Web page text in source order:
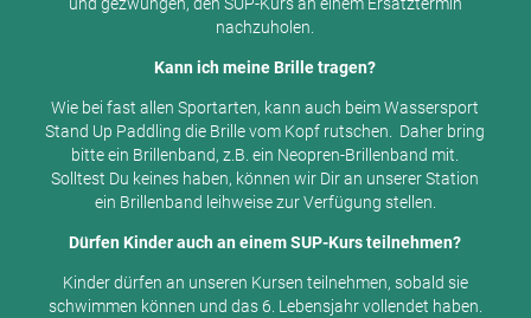
nachzuholen.
Kann ich meine Brille tragen?
Wie bei fast allen Sportarten, kann auch beim Wassersport
Stand Up Paddling die Brille vom Kopf rutschen. Daher bring
bitte ein Brillenband, z.B. ein Neopren-Brillenband mit.
Solltest Du keines haben, können wir Dir an unserer Station
ein Brillenband leihweise zur Verfügung stellen.
Dürfen Kinder auch an einem SUP-Kurs teilnehmen?
Kinder dürfen an unseren Kursen teilnehmen, sobald sie
schwimmen können und das 6. Lebensjahr vollendet haben.